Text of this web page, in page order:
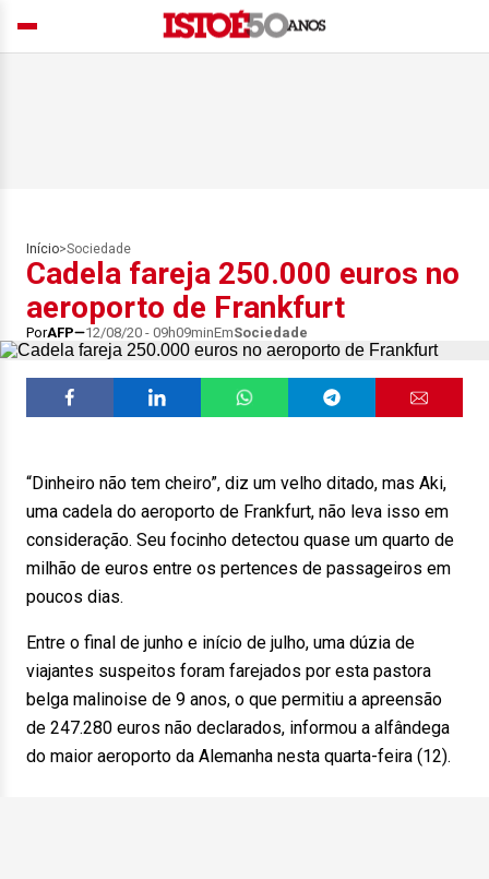
Início>Sociedade
Cadela fareja 250.000 euros no
aeroporto de Frankfurt
PorAFP 12/08/20 - 09h09minEmSociedade
“Dinheiro não tem cheiro”, diz um velho ditado, mas Aki,
uma cadela do aeroporto de Frankfurt, não leva isso em
consideração. Seu focinho detectou quase um quarto de
milhão de euros entre os pertences de passageiros em
poucos dias.
Entre o final de junho e início de julho, uma dúzia de
viajantes suspeitos foram farejados por esta pastora
belga malinoise de 9 anos, o que permitiu a apreensão
de 247.280 euros não declarados, informou a alfândega
do maior aeroporto da Alemanha nesta quarta-feira (12).